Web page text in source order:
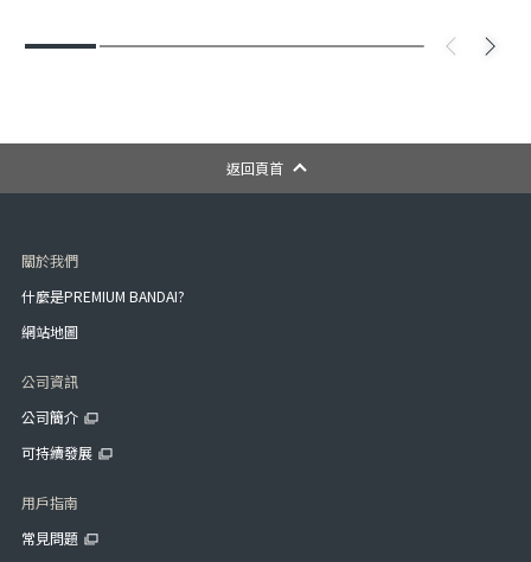
返回頁首
關於我們
什麼是PREMIUM BANDAI?
網站地圖
公司資訊
公司簡介
可持續發展
用戶指南
常見問題